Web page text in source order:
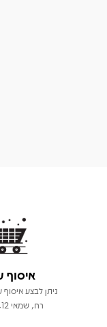
איסוף
ניתן לבצע
רח, שמאי 12, ירושלים